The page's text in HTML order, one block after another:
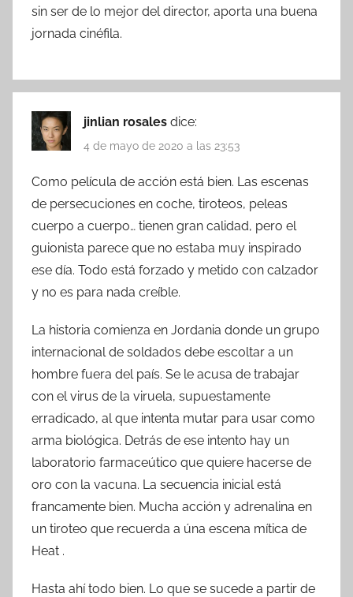
sin ser de lo mejor del director, aporta una buena
jornada cinéfila.
jinlian rosales dice:
4 de mayo de 2020 a las 23:53
Como película de acción está bien. Las escenas
de persecuciones en coche, tiroteos, peleas
cuerpo a cuerpo… tienen gran calidad, pero el
guionista parece que no estaba muy inspirado
ese día. Todo está forzado y metido con calzador
y no es para nada creíble.
La historia comienza en Jordania donde un grupo
internacional de soldados debe escoltar a un
hombre fuera del país. Se le acusa de trabajar
con el virus de la viruela, supuestamente
erradicado, al que intenta mutar para usar como
arma biológica. Detrás de ese intento hay un
laboratorio farmaceútico que quiere hacerse de
oro con la vacuna. La secuencia inicial está
francamente bien. Mucha acción y adrenalina en
un tiroteo que recuerda a úna escena mítica de
Heat .
Hasta ahí todo bien. Lo que se sucede a partir de